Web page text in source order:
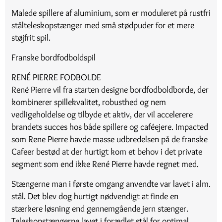
Malede spillere af aluminium, som er moduleret på rustfri
stålteleskopstænger med små stødpuder for et mere
støjfrit spil.
Franske bordfodboldspil
RENÉ PIERRE FODBOLDE
René Pierre vil fra starten designe bordfodboldborde, der
kombinerer spillekvalitet, robusthed og nem
vedligeholdelse og tilbyde et aktiv, der vil accelerere
brandets succes hos både spillere og caféejere. Impacted
som Rene Pierre havde masse udbredelsen på de franske
Cafeer bestød at der hurtigt kom et behov i det private
segment som end ikke René Pierre havde regnet med.
Stængerne man i første omgang anvendte var lavet i alm.
stål. Det blev dog hurtigt nødvendigt at finde en
stærkere løsning end gennemgående jern stænger.